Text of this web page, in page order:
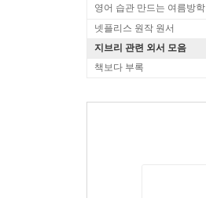
영어 습관 만드는 여름방학
넷플리스 원작 원서
지브리 관련 외서 모음
책보다 부록